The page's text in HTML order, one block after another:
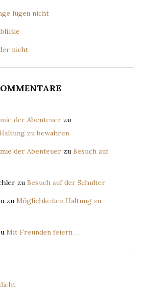
lügen nicht
nicht
der Abenteuer zu
zu bewahren
der Abenteuer zu Besuch auf
zu Besuch auf der Schulter
zu Möglichkeiten Haltung zu
Mit Freunden feiern …